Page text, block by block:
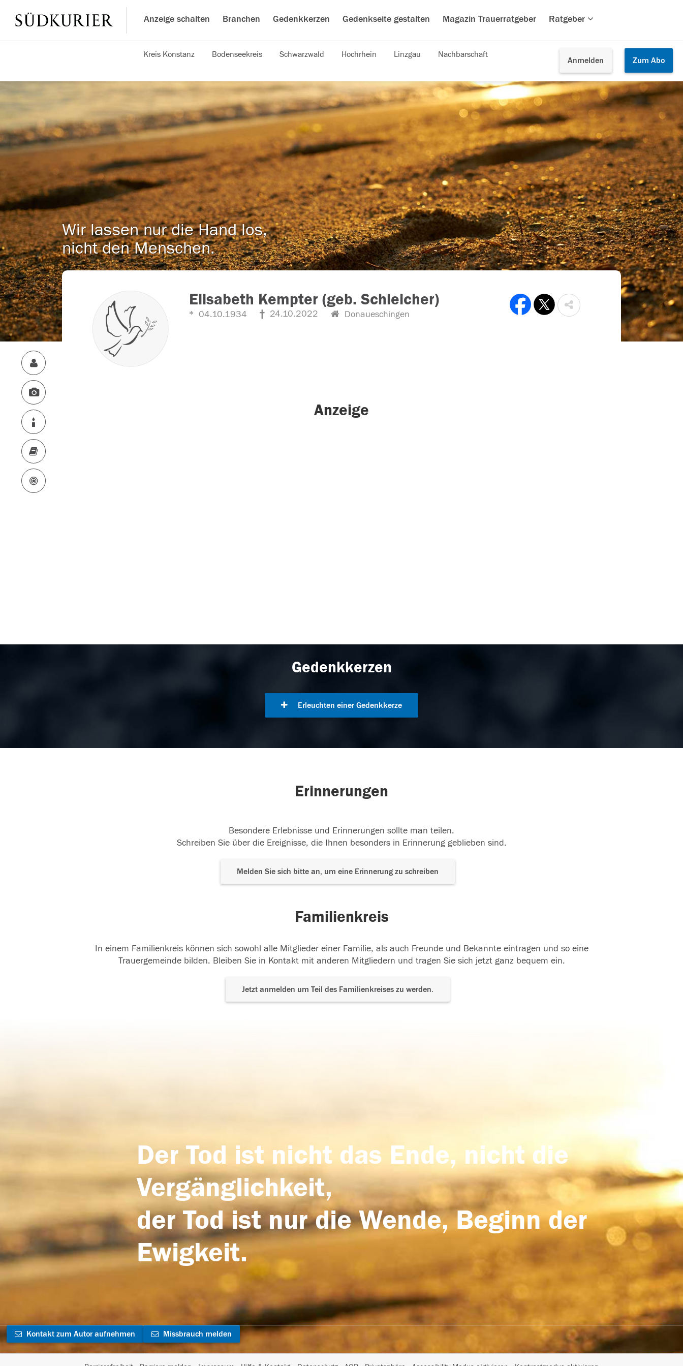
Anzeige schalten Branchen Gedenkkerzen Gedenkseite gestalten Magazin Trauerratgeber Ratgeber
Anmelden Zum Abo
Kreis Konstanz Bodenseekreis Schwarzwald Hochrhein Linzgau Nachbarschaft
Wir lassen nur die Hand los,
nicht den Menschen.
Elisabeth Kempter (geb. Schleicher)
04.10.1934 24.10.2022 Donaueschingen
Anzeige
Gedenkkerzen
Erleuchten einer Gedenkkerze
Erinnerungen
Besondere Erlebnisse und Erinnerungen sollte man teilen.
Schreiben Sie über die Ereignisse, die Ihnen besonders in Erinnerung geblieben sind.
Melden Sie sich bitte an, um eine Erinnerung zu schreiben
Familienkreis
In einem Familienkreis können sich sowohl alle Mitglieder einer Familie, als auch Freunde und Bekannte eintragen und so eine
Trauergemeinde bilden. Bleiben Sie in Kontakt mit anderen Mitgliedern und tragen Sie sich jetzt ganz bequem ein.
Jetzt anmelden um Teil des Familienkreises zu werden.
Der Tod ist nicht das Ende, nicht die
Vergänglichkeit,
der Tod ist nur die Wende, Beginn der
Ewigkeit.
Kontakt zum Autor aufnehmen Missbrauch melden